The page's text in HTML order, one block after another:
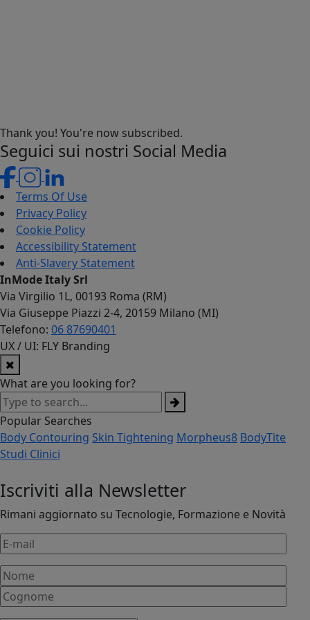
Thank you! You're now subscribed.
Seguici sui nostri Social Media
Terms Of Use
Privacy Policy
Cookie Policy
Accessibility Statement
Anti-Slavery Statement
InMode Italy Srl
Via Virgilio 1L, 00193 Roma (RM)
Via Giuseppe Piazzi 2-4, 20159 Milano (MI)
Telefono: 06 87690401
UX / UI: FLY Branding
What are you looking for?
Popular Searches
Body Contouring Skin Tightening Morpheus8 BodyTite
Studi Clinici
Iscriviti alla Newsletter
Rimani aggiornato su Tecnologie, Formazione e Novità